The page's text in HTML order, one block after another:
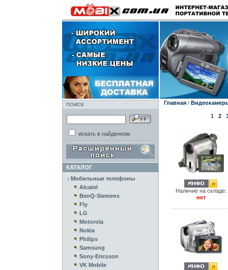
ПОИСК
искать в найденном
КАТАЛОГ
Мобильные телефоны
Alcatel
BenQ-Siemens
Fly
LG
Motorola
Nokia
Philips
Samsung
Sony-Ericsson
VK Mobile
Главная/
1 2
Наличие на складе:
нет